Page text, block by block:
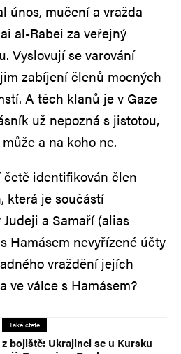
únos, mučení a vražda
al-Rabei za veřejný
Vyslovují se varování
zabíjení členů mocných
A těch klanů je v Gaze
už nepozná s jistotou,
a na koho ne.
identifikován člen
která je součástí
a Samaří (alias
Hamásem nevyřízené účty
vraždění jejích
ve válce s Hamásem?
Také čtěte
bojiště: Ukrajinci se u Kursku